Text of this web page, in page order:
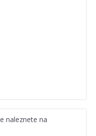
naleznete na